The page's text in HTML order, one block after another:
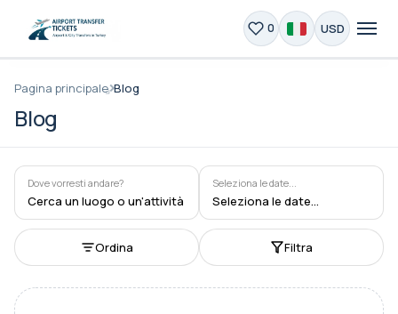
0 USD
Pagina principale Blog
Blog
Dove vorresti andare?
Cerca un luogo o un'attività
Seleziona le date...
Seleziona le date...
Ordina Filtra